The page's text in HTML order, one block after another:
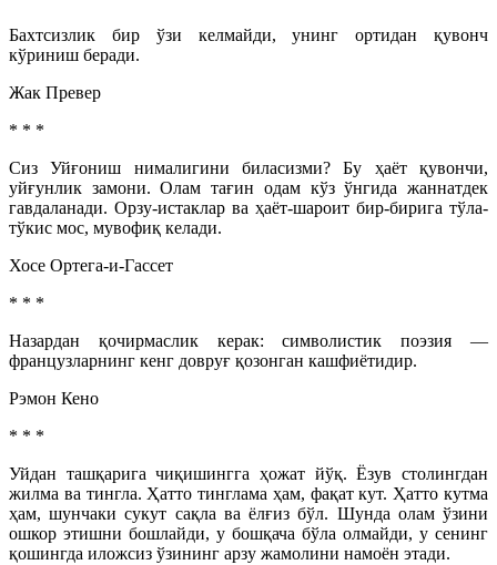
Бахтсизлик бир ўзи келмайди, унинг ортидан қувонч
кўриниш беради.
Жак Превер
* * *
Сиз Уйғониш нималигини биласизми? Бу ҳаёт қувончи,
уйғунлик замони. Олам тағин одам кўз ўнгида жаннатдек
гавдаланади. Орзу-истаклар ва ҳаёт-шароит бир-бирига тўла-
тўкис мос, мувофиқ келади.
Хосе Ортега-и-Гассет
* * *
Назардан қочирмаслик керак: символистик поэзия —
французларнинг кенг довруғ қозонган кашфиётидир.
Рэмон Кено
* * *
Уйдан ташқарига чиқишингга ҳожат йўқ. Ёзув столингдан
жилма ва тингла. Ҳатто тинглама ҳам, фақат кут. Ҳатто кутма
ҳам, шунчаки сукут сақла ва ёлғиз бўл. Шунда олам ўзини
ошкор этишни бошлайди, у бошқача бўла олмайди, у сенинг
қошингда иложсиз ўзининг арзу жамолини намоён этади.